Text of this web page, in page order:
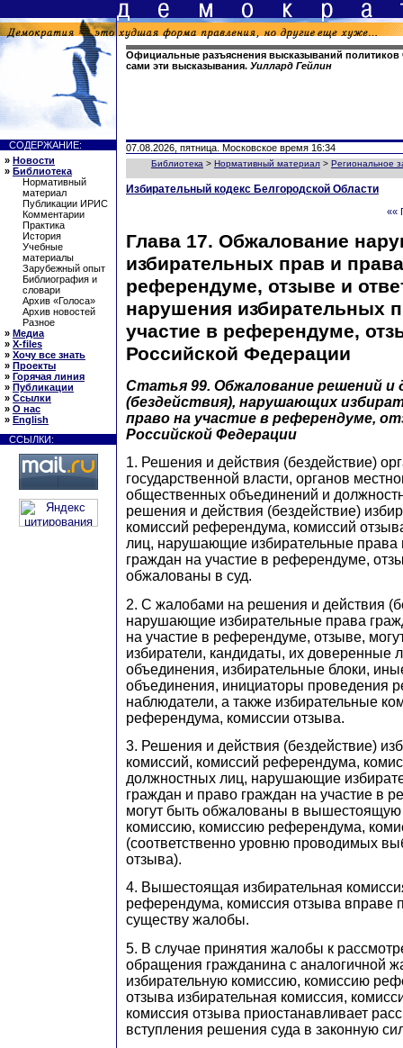
Официальные разъяснения высказываний политиков
сами эти высказывания. Уиллард Гейлин
СОДЕРЖАНИЕ:
» Новости
» Библиотека
Нормативный
материал
Публикации ИРИС
Комментарии
Практика
История
Учебные
материалы
Зарубежный опыт
Библиография и
словари
Архив «Голоса»
Архив новостей
Разное
» Медиа
» X-files
» Хочу все знать
» Проекты
» Горячая линия
» Публикации
» Ссылки
» О нас
» English
ССЫЛКИ:
07.08.2026, пятница. Московское время 16:34
Библиотека > Нормативный материал > Региональное
Избирательный кодекс Белгородской Области
««
Глава 17. Обжалование
избирательных прав и
референдуме, отзыве и
нарушения избирательных
участие в референдуме,
Российской Федерации
Статья 99. Обжалование решений и
(бездействия), нарушающих
право на участие в референдуме,
Российской Федерации
1. Решения и действия (бездействие)
государственной власти, органов
общественных объединений и
решения и действия (бездействие)
комиссий референдума, комиссий
лиц, нарушающие избирательные права
граждан на участие в референдуме,
обжалованы в суд.
2. С жалобами на решения и действия
нарушающие избирательные права
на участие в референдуме, отзыве,
избиратели, кандидаты, их доверенные
объединения, избирательные блоки,
объединения, инициаторы проведения
наблюдатели, а также избирательные
референдума, комиссии отзыва.
3. Решения и действия (бездействие)
комиссий, комиссий референдума,
должностных лиц, нарушающие
граждан и право граждан на участие в
могут быть обжалованы в вышестоящую
комиссию, комиссию референдума,
(соответственно уровню проводимых
отзыва).
4. Вышестоящая избирательная
референдума, комиссия отзыва вправе
существу жалобы.
5. В случае принятия жалобы к
обращения гражданина с аналогичной
избирательную комиссию, комиссию
отзыва избирательная комиссия,
комиссия отзыва приостанавливает
вступления решения суда в законную